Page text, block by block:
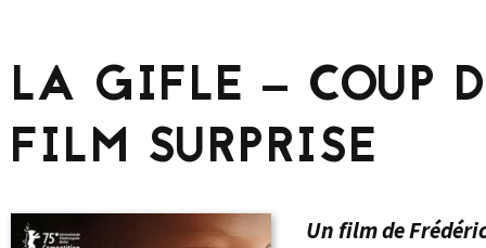
LA GIFLE – COUP
FILM SURPRISE
Un film de